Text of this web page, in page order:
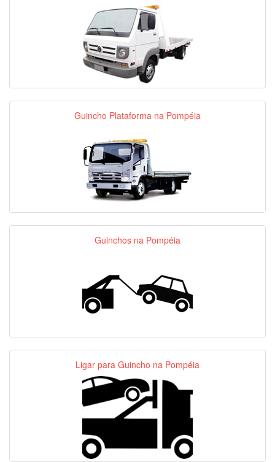
Guincho Plataforma na Pompéia
Guinchos na Pompéia
Ligar para Guincho na Pompéia